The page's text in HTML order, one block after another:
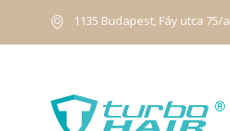
1135 Budapest, Fáy utca 75/a